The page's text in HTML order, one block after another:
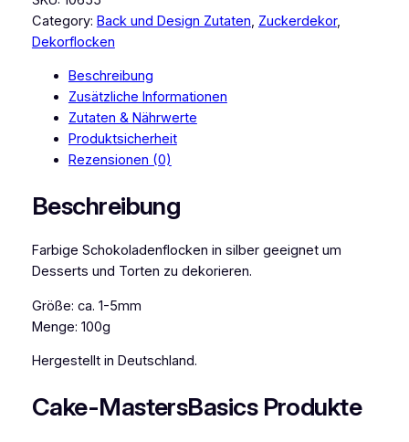
B
a
o
f
l
c
k
e
s
Category: Back und Design Zutaten, Zuckerdekor
Dekorflocken
Beschreibung
Zusätzliche Informationen
Zutaten & Nährwerte
Produktsicherheit
Rezensionen (0)
Beschreibung
Farbige Schokoladenflocken in silber geeignet um
Desserts und Torten zu dekorieren.
Größe: ca. 1-5mm
Menge: 100g
Hergestellt in Deutschland.
Cake-MastersBasics Produkte